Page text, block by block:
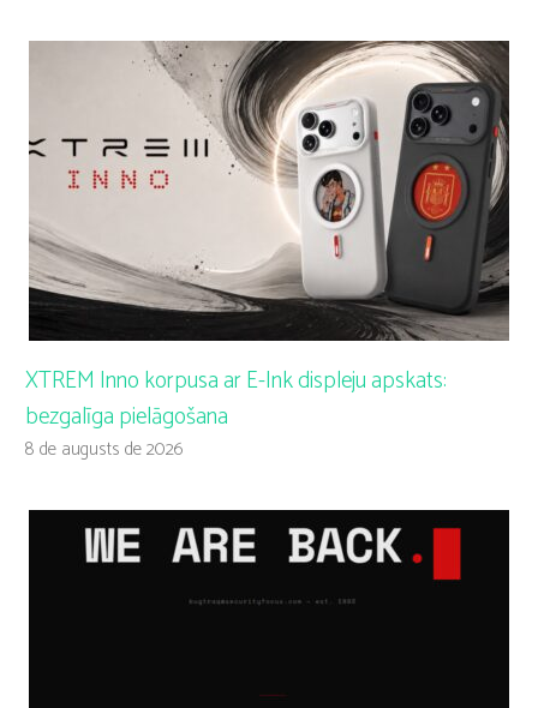
XTREM Inno korpusa ar E-Ink displeju apskats:
bezgalīga pielāgošana
8 de augusts de 2026